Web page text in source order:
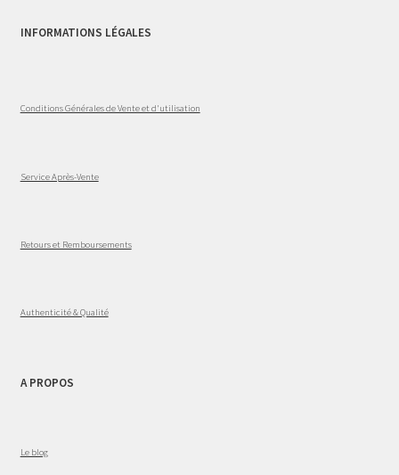
INFORMATIONS LÉGALES
Conditions Générales de Vente et d'utilisation
Service Après-Vente
Retours et Remboursements
Authenticité & Qualité
A PROPOS
Le blog